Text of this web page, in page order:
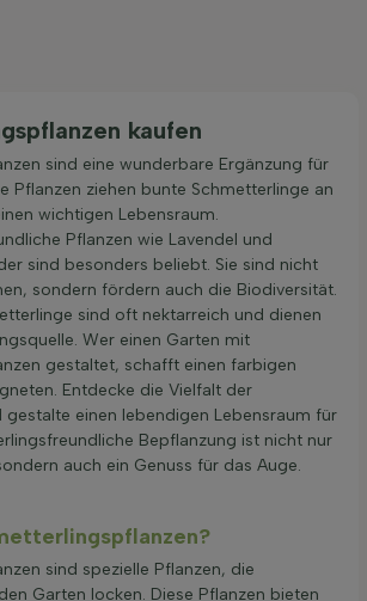
kaufen
sind eine wunderbare Ergänzung für
Pflanzen ziehen bunte Schmetterlinge an
wichtigen Lebensraum.
Pflanzen wie Lavendel und
sind besonders beliebt. Sie sind nicht
sondern fördern auch die Biodiversität.
sind oft nektarreich und dienen
Wer einen Garten mit
gestaltet, schafft einen farbigen
Entdecke die Vielfalt der
gestalte einen lebendigen Lebensraum für
Bepflanzung ist nicht nur
auch ein Genuss für das Auge.
sind spezielle Pflanzen, die
Garten locken. Diese Pflanzen bieten